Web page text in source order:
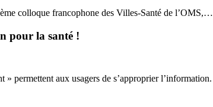
colloque francophone des Villes-Santé de l’OMS,…
pour la santé !
permettent aux usagers de s’approprier l’information.